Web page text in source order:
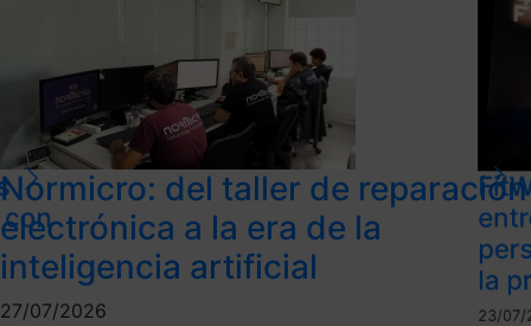
Normicro: del taller de reparación
electrónica a la era de la
inteligencia artificial
27/07/2026
la
23/07/